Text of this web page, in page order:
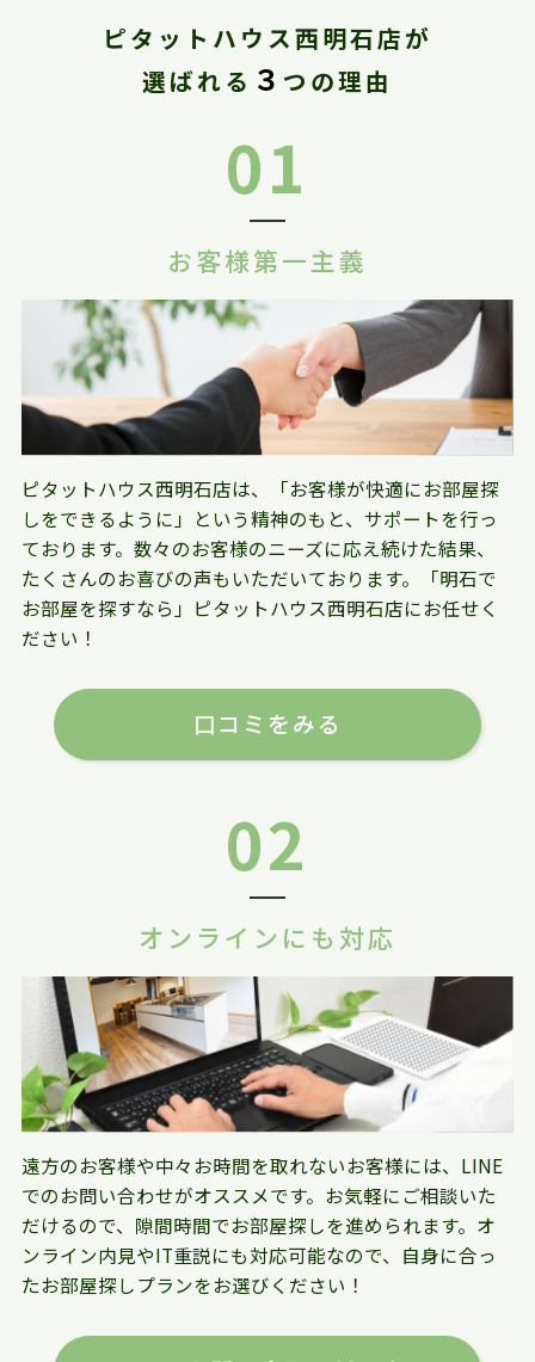
ピタットハウス西明石店が
選ばれる ３ つの理由
01
お客様第一主義
ピタットハウス西明石店は、「お客様が快適にお部屋探
しをできるように」という精神のもと、サポートを行っ
ております。数々のお客様のニーズに応え続けた結果、
たくさんのお喜びの声もいただいております。「明石で
お部屋を探すなら」ピタットハウス西明石店にお任せく
ださい！
口コミをみる
02
オンラインにも対応
遠方のお客様や中々お時間を取れないお客様には、LINE
でのお問い合わせがオススメです。お気軽にご相談いた
だけるので、隙間時間でお部屋探しを進められます。オ
ンライン内見やIT重説にも対応可能なので、自身に合っ
たお部屋探しプランをお選びください！